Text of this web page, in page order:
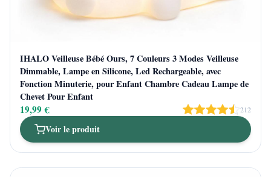
IHALO Veilleuse Bébé Ours, 7 Couleurs 3 Modes Veilleuse
Dimmable, Lampe en Silicone, Led Rechargeable, avec
Fonction Minuterie, pour Enfant Chambre Cadeau Lampe de
Chevet Pour Enfant
19,99 € 212
Voir le produit